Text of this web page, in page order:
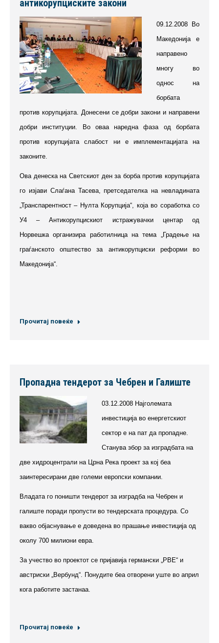
антикорупциските закони
09.12.2008 Во
Македонија е
направено
многу во
однос на
борбата
против корупцијата. Донесени се добри закони и направени
добри институции. Во оваа наредна фаза од борбата
против корупцијата слабост ни е имплементацијата на
законите.
Ова денеска на Светскиот ден за борба против корупцијата
го изјави Слаѓана Тасева, претседателка на невладината
„Транспарентност – Нулта Корупција“, која во соработка со
У4 – Антикорупцискиот истражувачки центар од
Норвешка организира работилница на тема „Градење на
граѓанското општество за антикорупциски реформи во
Македонија“.
Прочитај повеќе
Пропадна тендерот за Чебрен и Галиште
03.12.2008 Најголемата
инвестиција во енергетскиот
сектор е на пат да пропадне.
Станува збор за изградбата на
две хидроцентрали на Црна Река проект за кој беа
заинтересирани две големи европски компании.
Владата го поништи тендерот за изградба на Чебрен и
галиште поради пропусти во тендерската процедура. Со
вакво објаснување е доведена во прашање инвестиција од
околу 700 милиони евра.
За учество во проектот се пријавија германски „РВЕ“ и
австриски „Вербунд“. Понудите беа отворени уште во април
кога работите застанаа.
Прочитај повеќе